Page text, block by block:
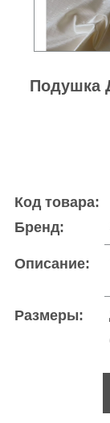
Подушка
Код товара:
Бренд:
Описание:
Размеры: